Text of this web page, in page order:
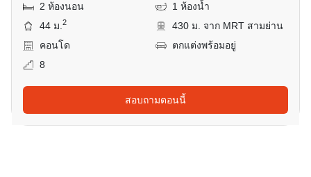
2 ห้องนอน
1 ห้องน้ำ
44 ม.2
430 ม. จาก MRT สามย่าน
คอนโด
ตกแต่งพร้อมอยู่
8
สอบถามตอนนี้